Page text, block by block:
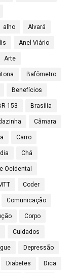
alho Alvará
Anel Viário
Arte
Bafômetro
Benefícios
153 Brasília
Câmara
Carro
Chá
Ocidental
Coder
Comunicação
Corpo
Cuidados
Depressão
Diabetes Dica